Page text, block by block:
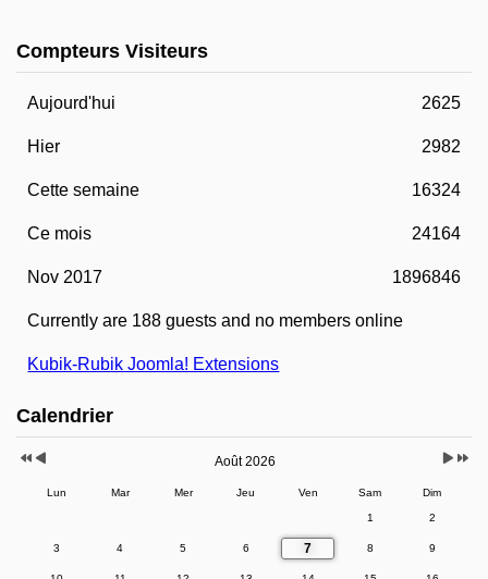
Compteurs Visiteurs
Aujourd'hui 2625
Hier 2982
Cette semaine 16324
Ce mois 24164
Nov 2017 1896846
Currently are 188 guests and no members online
Kubik-Rubik Joomla! Extensions
Calendrier
Août 2026
Lun Mar Mer Jeu Ven Sam Dim
1 2
3 4 5 6 7 8 9